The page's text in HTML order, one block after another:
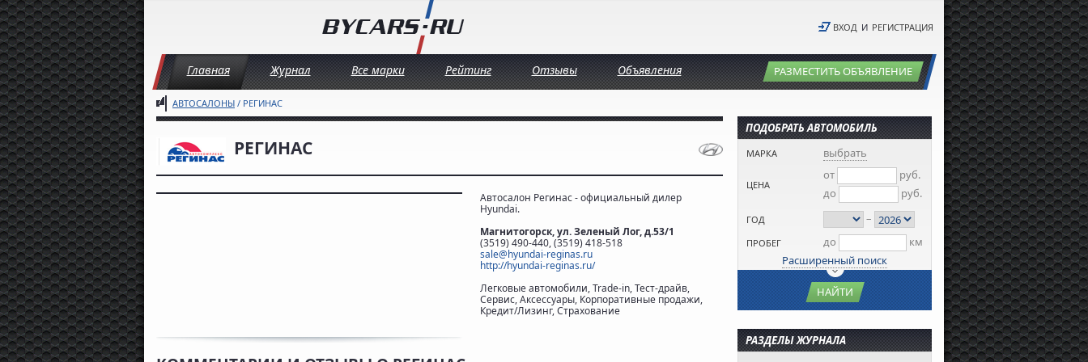
ВХОД И РЕГИСТРАЦИЯ
Главная Журнал Все марки Рейтинг Отзывы Объявления РАЗМЕСТИТЬ ОБЪЯВЛЕНИЕ
АВТОСАЛОНЫ / РЕГИНАС
РЕГИНАС
Автосалон Регинас - официальный дилер
Hyundai.
Магнитогорск, ул. Зеленый Лог, д.53/1
(3519) 490-440, (3519) 418-518
sale@hyundai-reginas.ru
http://hyundai-reginas.ru/
Легковые автомобили, Trade-in, Тест-драйв,
Сервис, Аксессуары, Корпоративные продажи,
Кредит/Лизинг, Страхование
ПОДОБРАТЬ АВТОМОБИЛЬ
МАРКА выбрать
ЦЕНА
от
руб.
до
руб.
ГОД –
ПРОБЕГ до
км
Расширенный поиск
НАЙТИ
РАЗДЕЛЫ ЖУРНАЛА